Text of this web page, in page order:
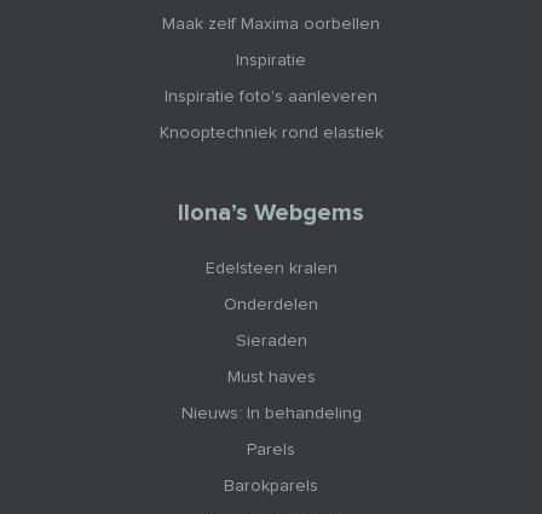
Maak zelf Maxima oorbellen
Inspiratie
Inspiratie foto's aanleveren
Knooptechniek rond elastiek
Ilona’s Webgems
Edelsteen kralen
Onderdelen
Sieraden
Must haves
Nieuws: In behandeling
Parels
Barokparels